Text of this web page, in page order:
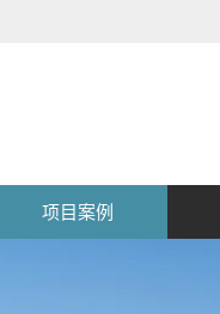
项目案例